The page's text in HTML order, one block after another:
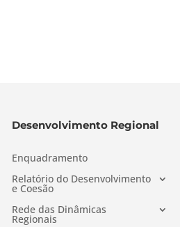
Desenvolvimento Regional
Enquadramento
Relatório do Desenvolvimento
e Coesão
Rede das Dinâmicas
Regionais